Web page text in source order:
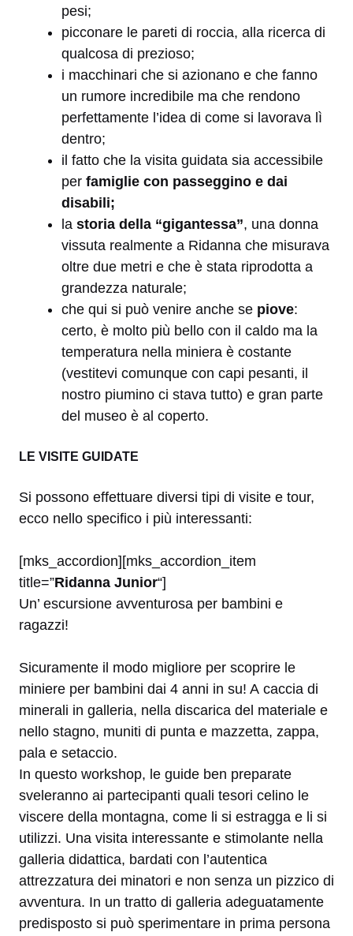
pesi;
picconare le pareti di roccia, alla ricerca di
qualcosa di prezioso;
i macchinari che si azionano e che fanno
un rumore incredibile ma che rendono
perfettamente l’idea di come si lavorava lì
dentro;
il fatto che la visita guidata sia accessibile
per famiglie con passeggino e dai
disabili;
la storia della “gigantessa”, una donna
vissuta realmente a Ridanna che misurava
oltre due metri e che è stata riprodotta a
grandezza naturale;
che qui si può venire anche se piove:
certo, è molto più bello con il caldo ma la
temperatura nella miniera è costante
(vestitevi comunque con capi pesanti, il
nostro piumino ci stava tutto) e gran parte
del museo è al coperto.
LE VISITE GUIDATE
Si possono effettuare diversi tipi di visite e tour,
ecco nello specifico i più interessanti:
[mks_accordion][mks_accordion_item
title=”Ridanna Junior“]
Un’ escursione avventurosa per bambini e
ragazzi!
Sicuramente il modo migliore per scoprire le
miniere per bambini dai 4 anni in su! A caccia di
minerali in galleria, nella discarica del materiale e
nello stagno, muniti di punta e mazzetta, zappa,
pala e setaccio.
In questo workshop, le guide ben preparate
sveleranno ai partecipanti quali tesori celino le
viscere della montagna, come li si estragga e li si
utilizzi. Una visita interessante e stimolante nella
galleria didattica, bardati con l’autentica
attrezzatura dei minatori e non senza un pizzico di
avventura. In un tratto di galleria adeguatamente
predisposto si può sperimentare in prima persona